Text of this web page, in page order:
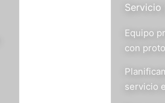
Servicio
Equipo
con
servicio